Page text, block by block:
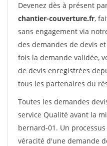
Devenez dès à présent
chantier-couverture.fr,
sans engagement via
des demandes de devis
fois la demande validée,
de devis enregistrées
tous les partenaires du
Toutes les demandes
service Qualité avant la
bernard-01. Un
véracité d'une demande